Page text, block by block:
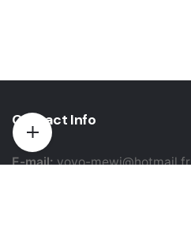
Contact Info
E-mail:yovo-mewi@hotmail.fr